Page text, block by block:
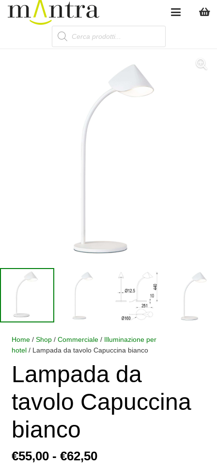
Products
search
Home / Shop / Commerciale / Illuminazione per
hotel / Lampada da tavolo Capuccina bianco
Lampada da
tavolo Capuccina
bianco
€55,00 - €62,50Fascia